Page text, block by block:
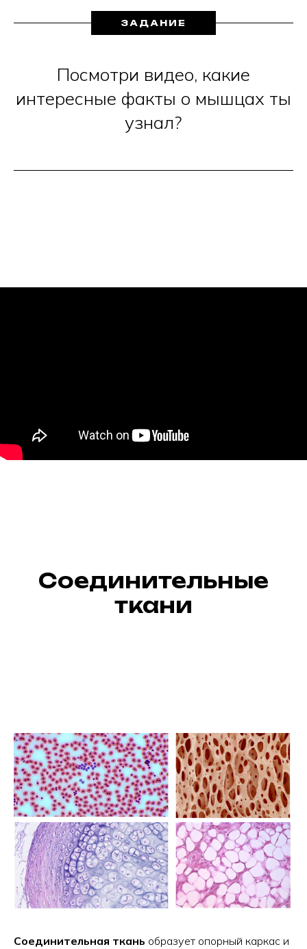
ЗАДАНИЕ
Посмотри видео, какие
интересные факты о мышцах ты
узнал?
Соединительные
ткани
Соединительная ткань образует опорный каркас и